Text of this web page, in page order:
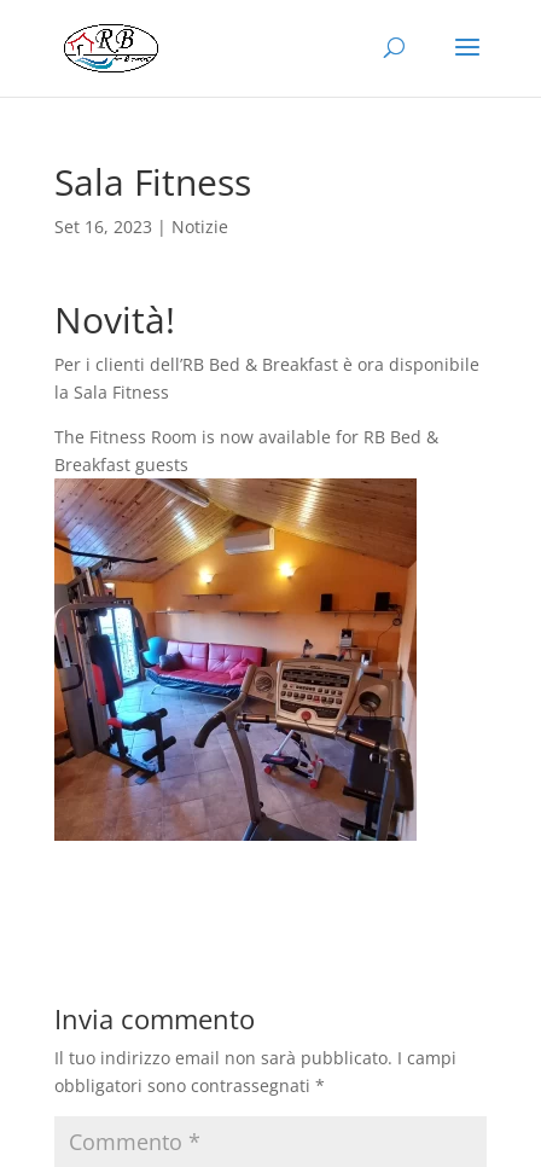
Sala Fitness
Set 16, 2023 | Notizie
Novità!
Per i clienti dell’RB Bed & Breakfast è ora disponibile
la Sala Fitness
The Fitness Room is now available for RB Bed &
Breakfast guests
Invia commento
Il tuo indirizzo email non sarà pubblicato. I campi
obbligatori sono contrassegnati *